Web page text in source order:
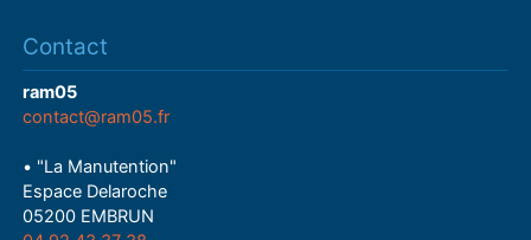
Contact
ram05
contact@ram05.fr
• "La Manutention"
Espace Delaroche
05200 EMBRUN